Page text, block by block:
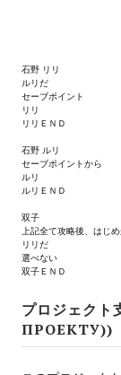
Nekomimi
New Light
SB Corset
Работы
Наёмный
Немного
石野 リリ
ルリだ
セーブポイント
リリ
リリＥＮＤ
石野 ルリ
セーブポイントから
ルリ
ルリＥＮＤ
双子
上記全て攻略後、はじ
リリだ
選べない
双子ＥＮＤ
プロジェク
ПРОЕКТУ))